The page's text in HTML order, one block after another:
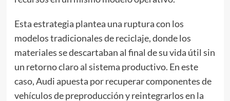
Esta estrategia plantea una ruptura con los
modelos tradicionales de reciclaje, donde los
materiales se descartaban al final de su vida útil sin
un retorno claro al sistema productivo. En este
caso, Audi apuesta por recuperar componentes de
vehículos de preproducción y reintegrarlos en la